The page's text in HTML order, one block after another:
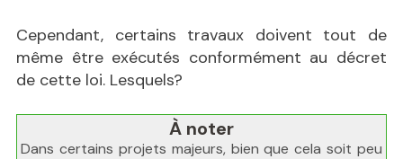
Cependant, certains travaux doivent tout de
même être exécutés conformément au décret
de cette loi. Lesquels?
À noter
Dans certains projets majeurs, bien que cela soit peu